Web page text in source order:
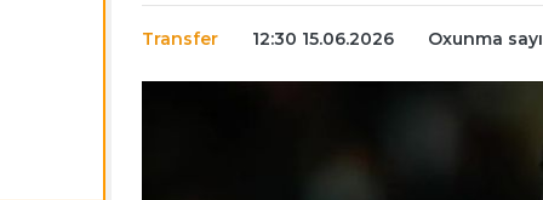
Transfer 12:30 15.06.2026 Oxunma